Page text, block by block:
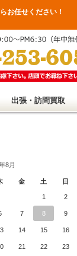
お任せください！
出張・訪問買取
8月
金 土 日
1 2
7 8 9
14 15 16
21 22 23